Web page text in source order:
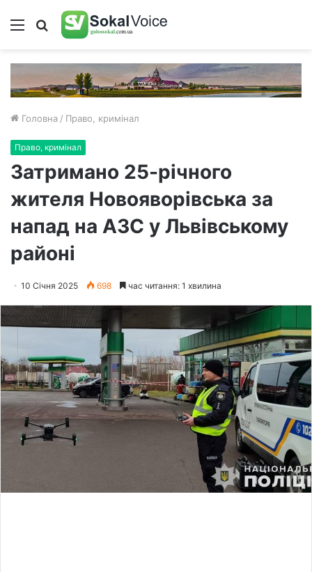
Меню Пошук
Головна / Право, кримінал
Право, кримінал
Затримано 25-річного
жителя Новояворівська за
напад на АЗС у Львівському
районі
10 Січня 2025 698 час читання: 1 хвилина